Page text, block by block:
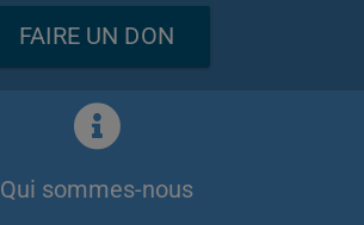
FAIRE UN DON
Qui sommes-nous